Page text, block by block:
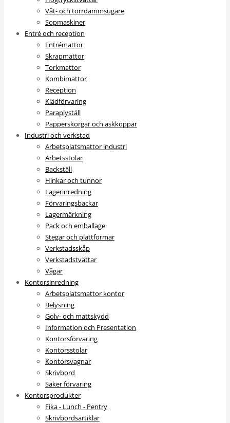
Våt- och torrdammsugare
Sopmaskiner
Entré och reception
Entrémattor
Skrapmattor
Torkmattor
Kombimattor
Reception
Klädförvaring
Paraplyställ
Papperskorgar och askkoppar
Industri och verkstad
Arbetsplatsmattor industri
Arbetsstolar
Backställ
Hinkar och tunnor
Lagerinredning
Förvaringsbackar
Lagermärkning
Pack och emballage
Stegar och plattformar
Verkstadsskåp
Verkstadstvättar
Vågar
Kontorsinredning
Arbetsplatsmattor kontor
Belysning
Golv- och mattskydd
Information och Presentation
Kontorsförvaring
Kontorsstolar
Kontorsvagnar
Skrivbord
Säker förvaring
Kontorsprodukter
Fika - Lunch - Pentry
Skrivbordsartiklar